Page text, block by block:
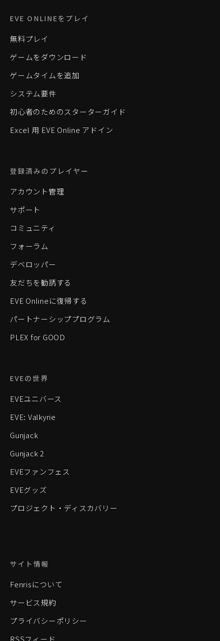
EVE ONLINEをプレイ
無料プレイ
ゲームをダウンロード
ゲームタイムを追加
システム要件
初心者のためのスターターガイド
Excel 用 EVE Online アドイン
登録済みのプレイヤー
アカウント管理
サポート
コミュニティ
フォーラム
デベロッパー
友だちを勧誘する
EVE Onlineに復帰する
パートナーシッププログラム
PLEX for GOOD
EVEの世界
EVEユニバース
EVE: Valkyrie
Gunjack
Gunjack 2
EVEファンフェス
EVEグッズ
プロジェクト・ディスカバリー
サイト情報
Fenrisについて
サービス規約
プライバシーポリシー